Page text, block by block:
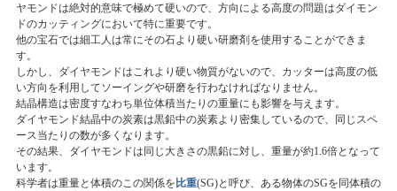
ヤモンドは絶対的意味で極めて硬いので、方向による高度の問題はダイモン
ドのカッティングにおいて特に重要です。
他の宝石では細工人は常にその石より硬い研磨剤を使用することができま
す。
しかし、ダイヤモンドはこれより硬い物質がないので、カッターは高度の低
い方向を利用してソーイングや研磨を行わなければなりません。
結晶構造は密度すなわち単位体積当たりの重量にも影響を与えます。
ダイヤモンド結晶中の炭素は黒鉛中の炭素より密集しているので、同じスペ
ース当たりの数が多くなります。
その結果、ダイヤモンドは同じ大きさの黒鉛に対し、重量が約1.6倍となって
います。
科学者は重量と体積のこの関係を 比重(SG)と呼び、ある物体のSGを同体積の